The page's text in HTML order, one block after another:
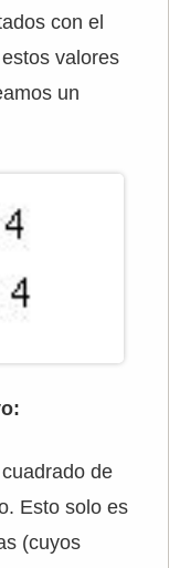
con el
valores
un
de
Esto solo es
(cuyos